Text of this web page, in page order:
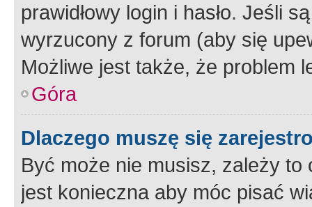
prawidłowy login i hasło. Jeśli
wyrzucony z forum (aby się
Możliwe jest także, że problem
Góra
Dlaczego muszę się
Być może nie musisz, zależy
jest konieczna aby móc pisać